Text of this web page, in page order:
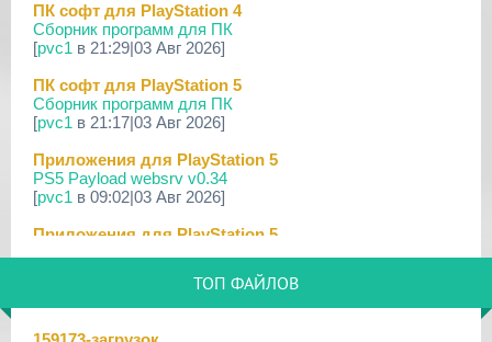
[PS5] Программное Обеспечение 26.02-13.00.00 для P...
19 Фев 2026
02 Фев 2026
[PS3|CFW/Android] Movian M7 7.0.235/236
29 Янв 2026
[PS4] Программное Обеспечение 13.04 для PlayStatio...
[PS5] Программное Обеспечение 26.01-12.60.00 для P...
16 Дек 2025
ПК софт для PlayStation 4
Сборник программ для ПК
[pvc1 в 21:29|03 Авг 2026]
ПК софт для PlayStation 5
Сборник программ для ПК
[pvc1 в 21:17|03 Авг 2026]
Приложения для PlayStation 5
PS5 Payload websrv v0.34
[pvc1 в 09:02|03 Авг 2026]
Приложения для PlayStation 5
Приложения для PlayStation 5
ТОП ФАЙЛОВ